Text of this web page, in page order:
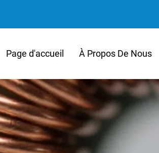
Page d'accueil À Propos De Nous